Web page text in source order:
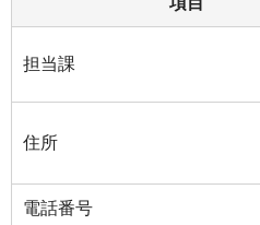
担当課
住所
電話番号